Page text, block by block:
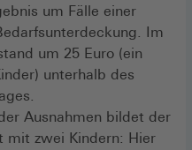
um Fälle einer
Im
um 25 Euro (ein
unterhalb des
Ausnahmen bildet der
mit zwei Kindern: Hier